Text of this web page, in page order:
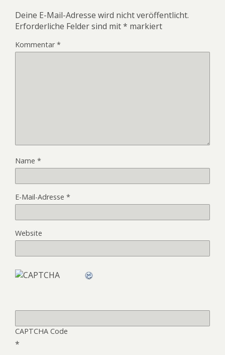
Deine E-Mail-Adresse wird nicht veröffentlicht.
Erforderliche Felder sind mit* markiert
Kommentar*
Name *
E-Mail-Adresse *
Website
CAPTCHA Code
*